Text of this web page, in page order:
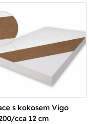
s kokosem Vigo
cca 12 cm